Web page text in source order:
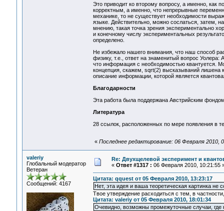
Это приводит ко второму вопросу, а именно, как
корректным, а именно, что непрерывные
механике, то не существует необходимости
языке. Действительно, можно сослаться, затем,
мнению, такая точка зрения экспериментально
и конечному числу экспериментальных
определено.
Не избежало нашего внимания, что наш способ
физику, т.е., ответ на знаменитый вопрос
что информация с необходимостью квантуется.
концепция, скажем, sqrt(2) высказываний лишена
описание информации, которой является
Благодарности
Эта работа была поддержана Австрийским
Литература
28 ссылок, расположенных по мере появления в
« Последнее редактирование: 06 Февраля 2010,
valeriy
Глобальный модератор
Ветеран
Сообщений: 4167
Re: Двухщелевой эксперимент и
« Ответ #1317 : 06 Февраля 2010, 10:21:55
Цитата: qquest от 05 Февраля 2010, 13:23:17
Нет, эта идея и ваша теоретическая картинка
Твое утверждение расходиться с тем, в
Цитата: valeriy от 05 Февраля 2010, 18:01:34
Очевидно, возможны промежуточные случаи, где